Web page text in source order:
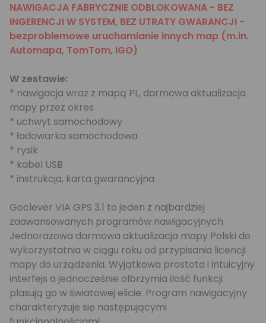
NAWIGACJA FABRYCZNIE ODBLOKOWANA - BEZ
INGERENCJI W SYSTEM, BEZ UTRATY GWARANCJI -
bezproblemowe uruchamianie innych map (m.in.
Automapa, TomTom, iGO)
W zestawie:
* nawigacja wraz z mapą PL, darmowa aktualizacja
mapy przez okres
* uchwyt samochodowy
* ładowarka samochodowa
* rysik
* kabel USB
* instrukcja, karta gwarancyjna
Goclever VIA GPS 3.1 to jeden z najbardziej
zaawansowanych programów nawigacyjnych.
Jednorazowa darmowa aktualizacja mapy Polski do
wykorzystatnia w ciągu roku od przypisania licencji
mapy do urządzenia. Wyjątkowa prostota i intuicyjny
interfejs a jednocześnie olbrzymia ilość funkcji
plasują go w światowej elicie. Program nawigacyjny
charakteryzuje się następującymi